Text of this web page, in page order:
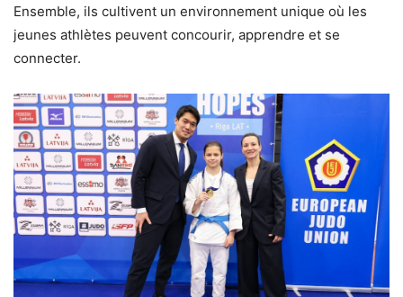
Ensemble, ils cultivent un environnement unique où les
jeunes athlètes peuvent concourir, apprendre et se
connecter.